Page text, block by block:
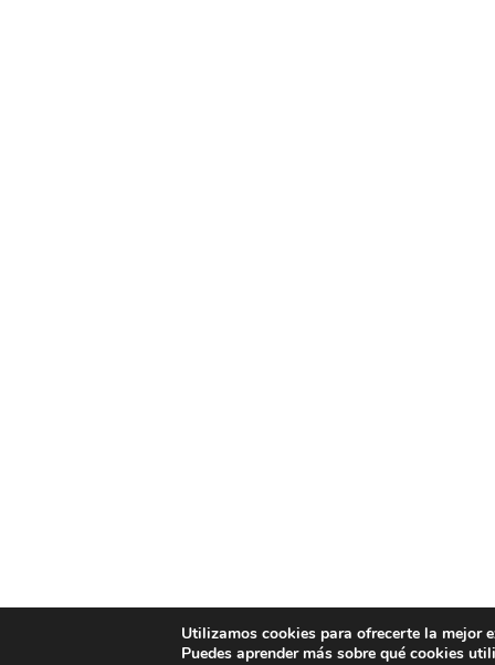
Utilizamos cookies para ofrecerte la mejor
Puedes aprender más sobre qué cookies